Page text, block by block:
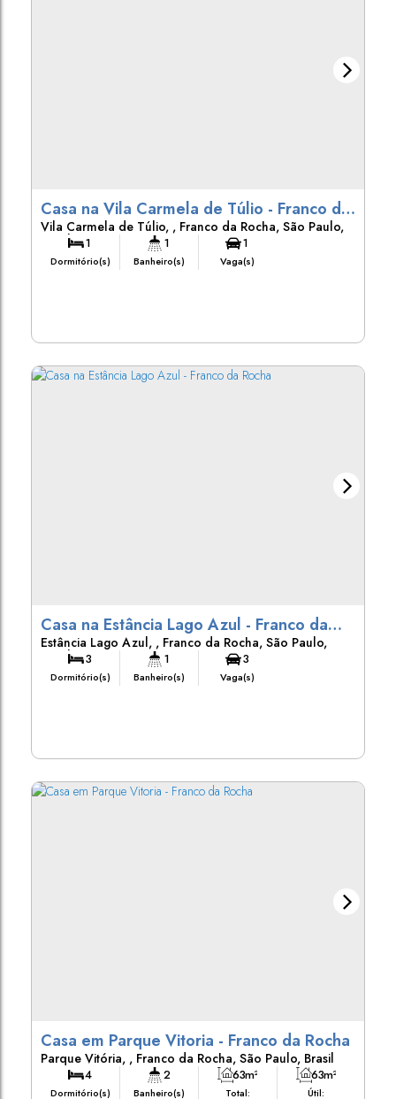
Casa na Vila Carmela de Túlio - Franco da
Rocha
Vila Carmela de Túlio , Franco da Rocha, São Paulo,
Brasil 1
Dormitório(s)
1
Banheiro(s)
1
Vaga(s)
Casa na Estância Lago Azul - Franco da
Rocha
Estância Lago Azul , Franco da Rocha, São Paulo,
Brasil 3
Dormitório(s)
1
Banheiro(s)
3
Vaga(s)
Casa em Parque Vitoria - Franco da Rocha
Parque Vitória , Franco da Rocha, São Paulo, Brasil
4
Dormitório(s)
2
Banheiro(s) Total:
63m²
Útil:
63m²